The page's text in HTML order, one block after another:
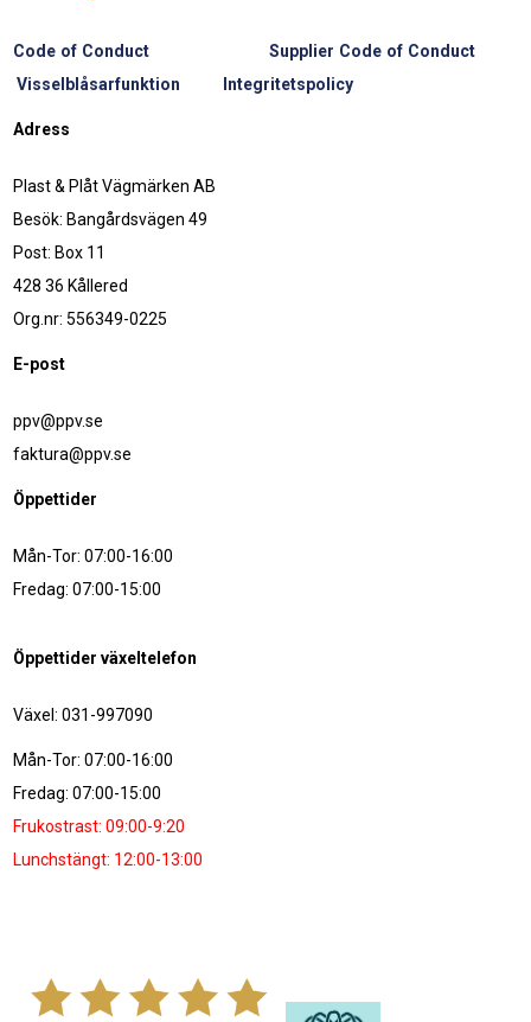
Code of Conduct
Supplier Code of Conduct
Visselblåsarfunktion
Integritetspolicy
Adress
Plast & Plåt Vägmärken AB
Besök: Bangårdsvägen 49
Post: Box 11
428 36 Kållered
Org.nr: 556349-0225
E-post
ppv@ppv.se
faktura@ppv.se
Öppettider
Mån-Tor: 07:00-16:00
Fredag: 07:00-15:00
Öppettider växeltelefon
Växel: 031-997090
Mån-Tor: 07:00-16:00
Fredag: 07:00-15:00
Frukostrast: 09:00-9:20
Lunchstängt: 12:00-13:00